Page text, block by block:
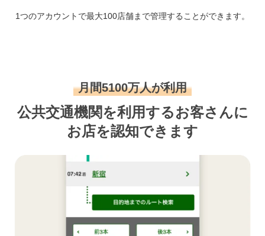
1つのアカウントで最大100店舗まで管理することができます。
月間5100万人が利用
公共交通機関を利用するお客さんに
お店を認知できます